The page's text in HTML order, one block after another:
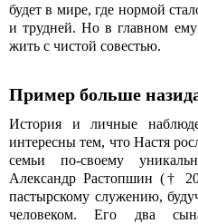
будет в мире, где нормой
и трудней. Но в главном ему
жить с чистой совестью.
Пример больше
История и личные
интересны тем, что Настя
семьи по-своему
Александр Растопшин (†
пастырскому служению,
человеком. Его два